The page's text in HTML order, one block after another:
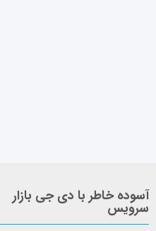
آسوده خاطر با دی جی بازار
سرویس